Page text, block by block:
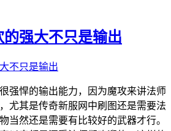
强大不只是输出
强悍的输出能力，因为魔攻来讲法师
尤其是传奇新服网中刷图还是需要法
当然还是需要有比较好的武器才行。